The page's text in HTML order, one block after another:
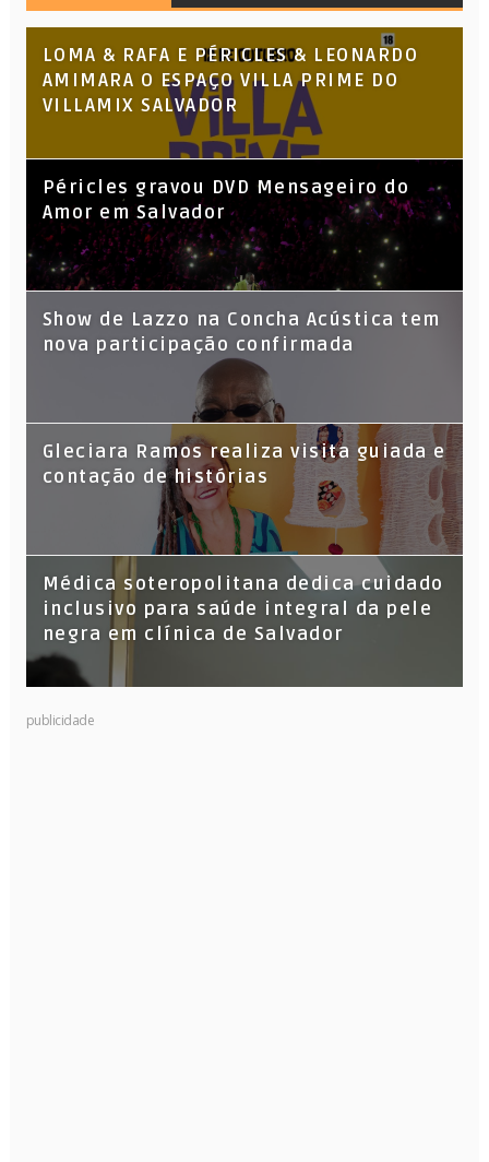
LOMA & RAFA E PÉRICLES & LEONARDO
AMIMARA O ESPAÇO VILLA PRIME DO
VILLAMIX SALVADOR
Péricles gravou DVD Mensageiro do
Amor em Salvador
Show de Lazzo na Concha Acústica tem
nova participação confirmada
Gleciara Ramos realiza visita guiada e
contação de histórias
Médica soteropolitana dedica cuidado
inclusivo para saúde integral da pele
negra em clínica de Salvador
publicidade